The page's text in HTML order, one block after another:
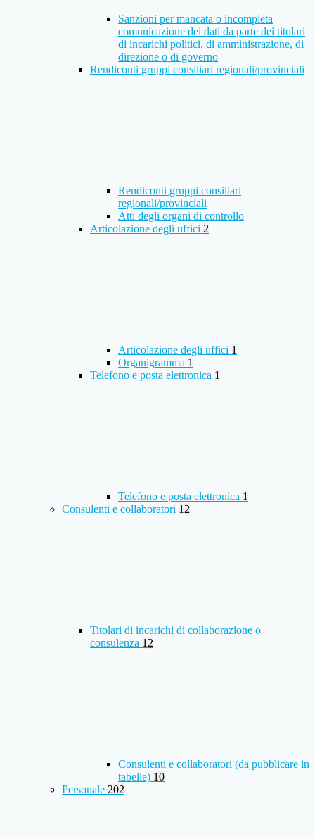
Sanzioni per mancata o incompleta
comunicazione dei dati da parte dei titolari
di incarichi politici, di amministrazione, di
direzione o di governo
Rendiconti gruppi consiliari regionali/provinciali
Rendiconti gruppi consiliari
regionali/provinciali
Atti degli organi di controllo
Articolazione degli uffici 2
Articolazione degli uffici 1
Organigramma 1
Telefono e posta elettronica 1
Telefono e posta elettronica 1
Consulenti e collaboratori 12
Titolari di incarichi di collaborazione o
consulenza 12
Consulenti e collaboratori (da pubblicare in
tabelle) 10
Personale 202